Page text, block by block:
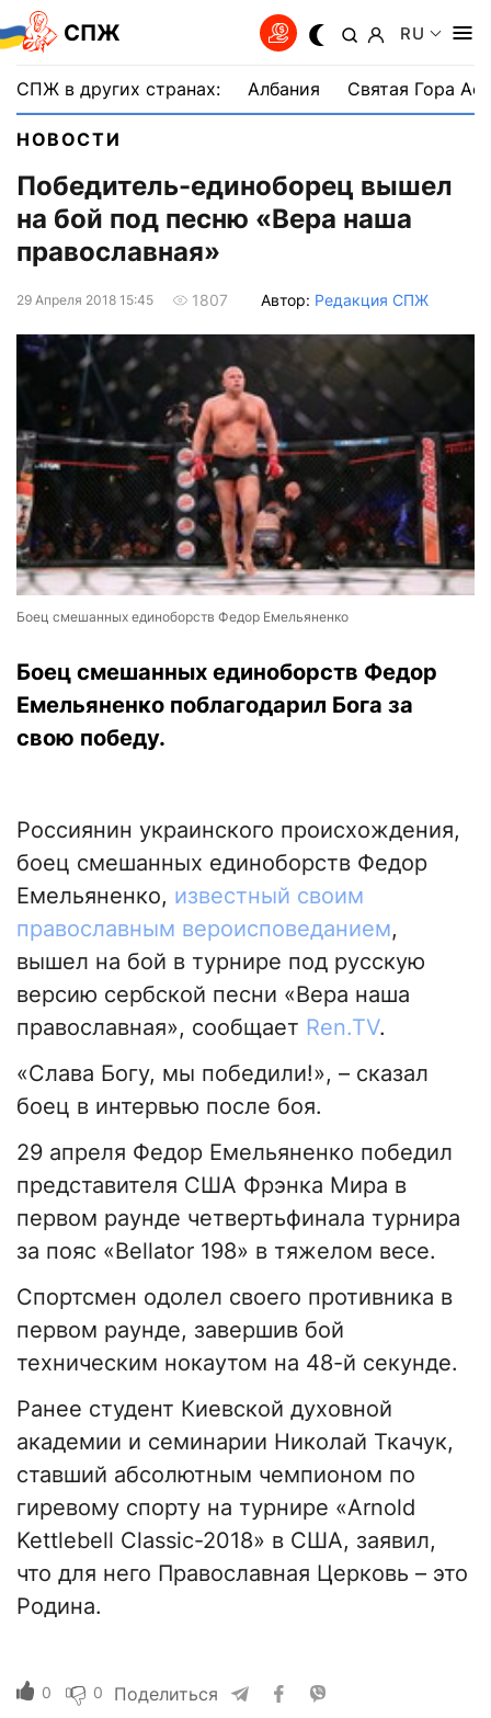
СПЖ RU
СПЖ в других странах: Албания Святая Гора
НОВОСТИ
Победитель-единоборец вышел
на бой под песню «Вера наша
православная»
29 Апреля 2018 15:45 1807 Автор: Редакция СПЖ
Боец смешанных единоборств Федор Емельяненко
Боец смешанных единоборств Федор
Емельяненко поблагодарил Бога за
свою победу.
Россиянин украинского происхождения,
боец смешанных единоборств Федор
Емельяненко, известный своим
православным вероисповеданием,
вышел на бой в турнире под русскую
версию сербской песни «Вера наша
православная», сообщает Ren.TV.
«Слава Богу, мы победили!», – сказал
боец в интервью после боя.
29 апреля Федор Емельяненко победил
представителя США Фрэнка Мира в
первом раунде четвертьфинала турнира
за пояс «Bellator 198» в тяжелом весе.
Спортсмен одолел своего противника в
первом раунде, завершив бой
техническим нокаутом на 48-й секунде.
Ранее студент Киевской духовной
академии и семинарии Николай Ткачук,
ставший абсолютным чемпионом по
гиревому спорту на турнире «Arnold
Kettlebell Classic-2018» в США, заявил,
что для него Православная Церковь – это
Родина.
0 0 Поделиться